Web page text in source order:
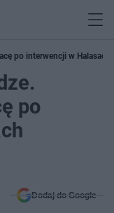
po interwencji w Halasach
po
Dodaj do Google